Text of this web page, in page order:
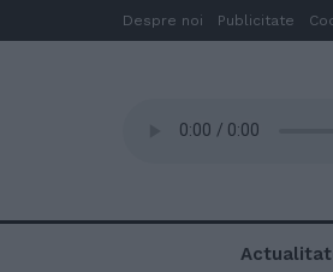
Despre noi Publicitate